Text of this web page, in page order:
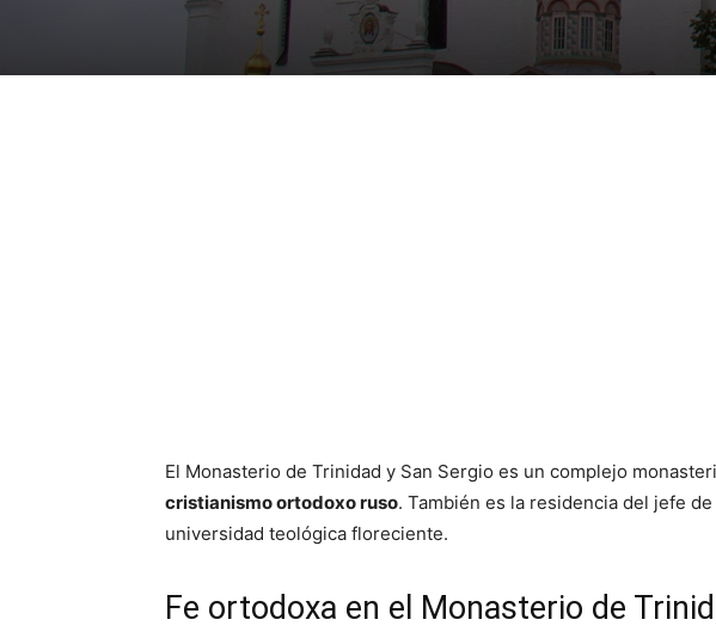
El Monasterio de Trinidad y San Sergio es un complejo
cristianismo ortodoxo ruso. También es la residencia del jefe
universidad teológica floreciente.
Fe ortodoxa en el Monasterio de